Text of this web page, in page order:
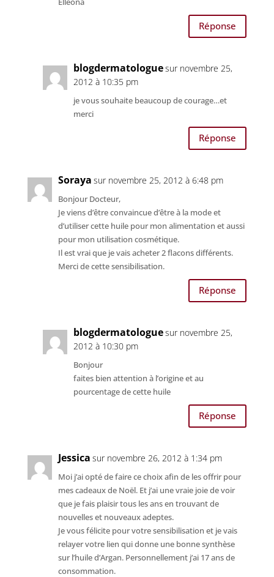
Réponse
blogdermatologuesur novembre 25,
2012 à 10:35 pm
je vous souhaite beaucoup de courage…et
merci
Réponse
Soraya sur novembre 25, 2012 à 6:48 pm
Bonjour Docteur,
Je viens d’être convaincue d’être à la mode et
d’utiliser cette huile pour mon alimentation et aussi
pour mon utilisation cosmétique.
Il est vrai que je vais acheter 2 flacons différents.
Merci de cette sensibilisation.
Réponse
blogdermatologuesur novembre 25,
2012 à 10:30 pm
Bonjour
faites bien attention à l’origine et au
pourcentage de cette huile
Réponse
Jessica sur novembre 26, 2012 à 1:34 pm
Moi j’ai opté de faire ce choix afin de les offrir pour
mes cadeaux de Noël. Et j’ai une vraie joie de voir
que je fais plaisir tous les ans en trouvant de
nouvelles et nouveaux adeptes.
Je vous félicite pour votre sensibilisation et je vais
relayer votre lien qui donne une bonne synthèse
sur l’huile d’Argan. Personnellement j’ai 17 ans de
consommation.